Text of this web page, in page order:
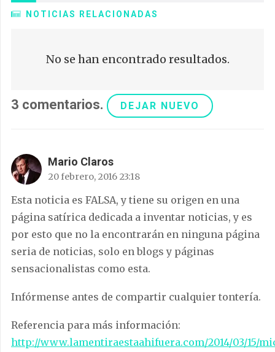
NOTICIAS RELACIONADAS
No se han encontrado resultados.
3 comentarios. DEJAR NUEVO
Mario Claros
20 febrero, 2016 23:18
Esta noticia es FALSA, y tiene su origen en una
página satírica dedicada a inventar noticias, y es
por esto que no la encontrarán en ninguna página
seria de noticias, solo en blogs y páginas
sensacionalistas como esta.
Infórmense antes de compartir cualquier tontería.
Referencia para más información:
http://www.lamentiraestaahifuera.com/2014/03/15/